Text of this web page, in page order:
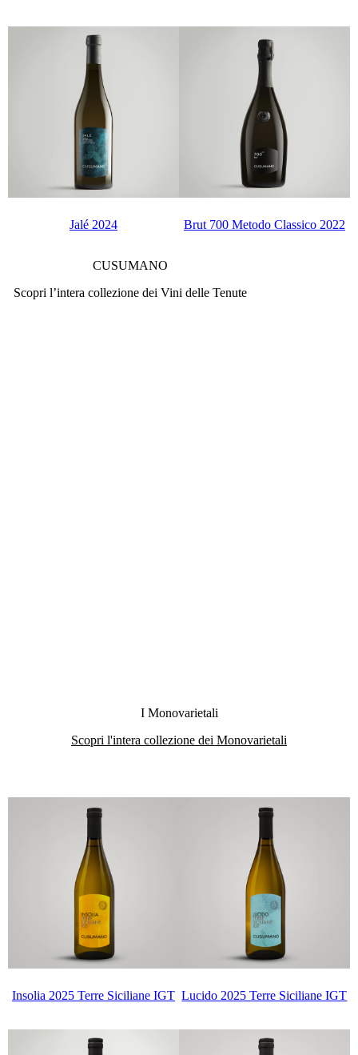
Jalé 2024 Brut 700 Metodo Classico 2022
CUSUMANO
Scopri l’intera collezione dei Vini delle Tenute
I Monovarietali
Scopri l'intera collezione dei Monovarietali
Insolia 2025 Terre Siciliane IGT Lucido 2025 Terre Siciliane IGT